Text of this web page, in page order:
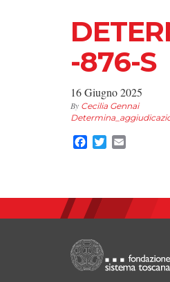
-876-S
16 Giugno 2025
By Cecilia Gennai
Facebook
Twitter